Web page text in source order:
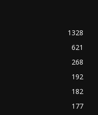
1328
621
268
192
182
177